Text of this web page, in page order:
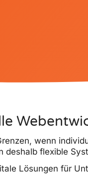
wenn
deshalb flexible
Lösungen für